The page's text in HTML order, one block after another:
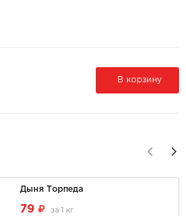
В корзину
Дыня Торпеда
79 за 1 кг